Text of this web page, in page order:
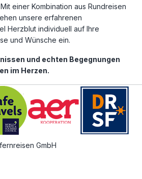
einer Kombination aus Rundreisen
unsere erfahrenen
Herzblut individuell auf Ihre
und Wünsche ein.
und echten Begegnungen
im Herzen.
GmbH